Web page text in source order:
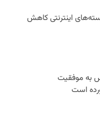
اینترنتی کاهش
به موفقیت
است